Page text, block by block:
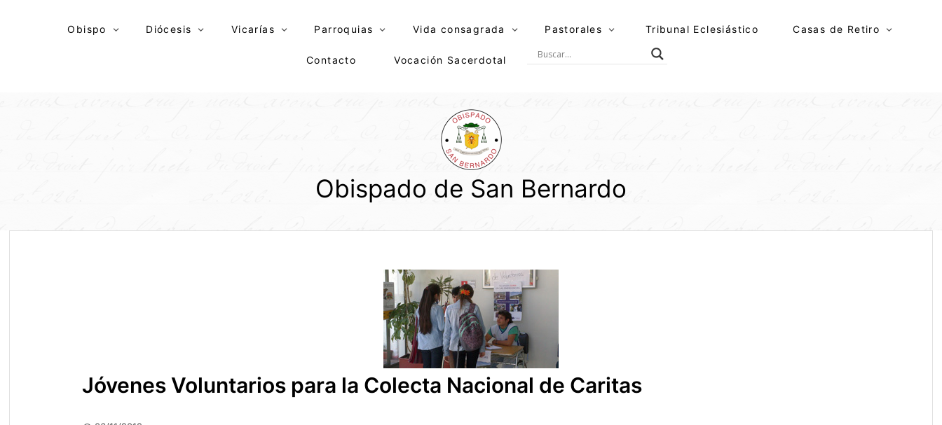
Obispo Diócesis Vicarías Parroquias Vida consagrada Pastorales Tribunal Eclesiástico Casas de Retiro
Contacto Vocación Sacerdotal
Obispado de San Bernardo
Jóvenes Voluntarios para la Colecta Nacional de Caritas